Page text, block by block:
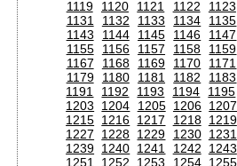
1119
1120 1121 1122
1123
1131
1132 1133 1134
1135
1143
1144 1145 1146
1147
1155
1156 1157 1158
1159
1167
1168 1169 1170
1171
1179
1180 1181 1182
1183
1191
1192 1193 1194
1195
1203
1204 1205 1206 1207
1215 1216 1217 1218 1219
1227
1228 1229 1230 1231
1239 1240 1241 1242
1243
1251
1252 1253 1254 1255